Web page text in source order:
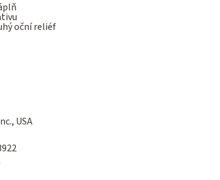
oční reliéf
USA